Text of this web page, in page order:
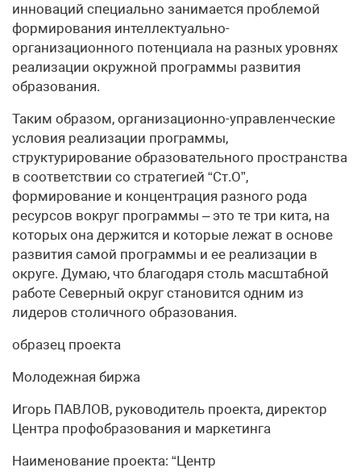
инноваций специально занимается проблемой
формирования интеллектуально-
организационного потенциала на разных уровнях
реализации окружной программы развития
образования.
Таким образом, организационно-управленческие
условия реализации программы,
структурирование образовательного пространства
в соответствии со стратегией “Ст.О”,
формирование и концентрация разного рода
ресурсов вокруг программы – это те три кита, на
которых она держится и которые лежат в основе
развития самой программы и ее реализации в
округе. Думаю, что благодаря столь масштабной
работе Северный округ становится одним из
лидеров столичного образования.
образец проекта
Молодежная биржа
Игорь ПАВЛОВ, руководитель проекта, директор
Центра профобразования и маркетинга
Наименование проекта: “Центр